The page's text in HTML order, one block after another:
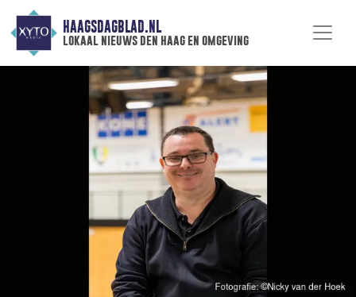
HAAGSDAGBLAD.NL
lokaal nieuws den haag en omgeving